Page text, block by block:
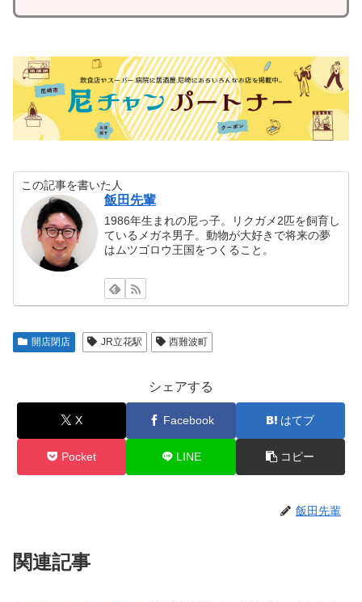
この記事を書いた人
飯田先輩
1986年生まれの尼っ子。リクガメ2匹を飼育し
ているメガネ男子。動物が大好きで将来の夢
はムツゴロウ王国をつくること。
開店閉店 JR立花駅 西難波町
シェアする
X Facebook はてブ
Pocket LINE コピー
飯田先輩
関連記事